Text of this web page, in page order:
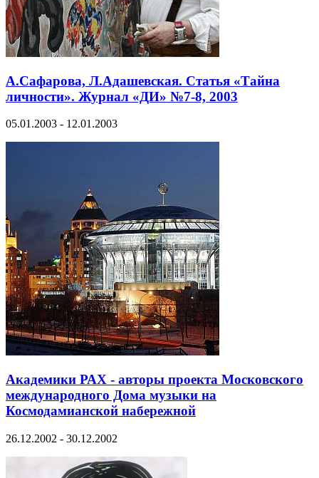
А.Сафарова, Л.Адашевская. Статья «Тайна
личности». Журнал «ДИ» №7-8, 2003
05.01.2003 - 12.01.2003
Академики РАХ - авторы проекта Московского
международного Дома музыки на
Космодамианской набережной
26.12.2002 - 30.12.2002